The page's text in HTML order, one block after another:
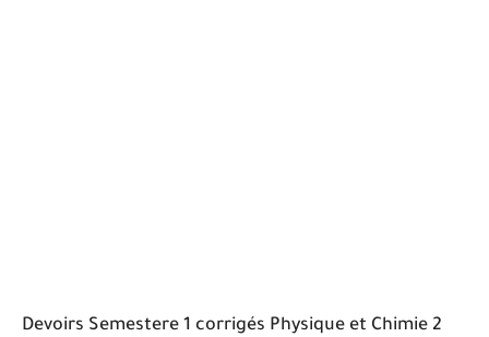
Devoirs Semestere 1 corrigés Physique et Chimie 2